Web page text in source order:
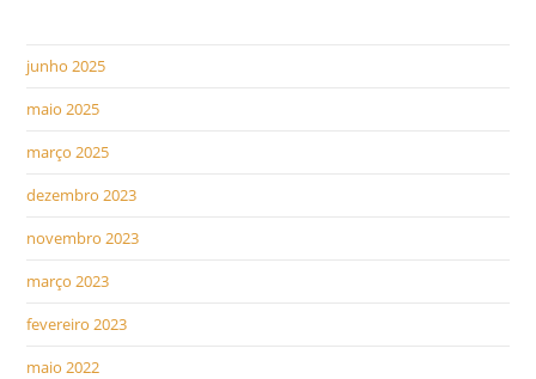
junho 2025
maio 2025
março 2025
dezembro 2023
novembro 2023
março 2023
fevereiro 2023
maio 2022